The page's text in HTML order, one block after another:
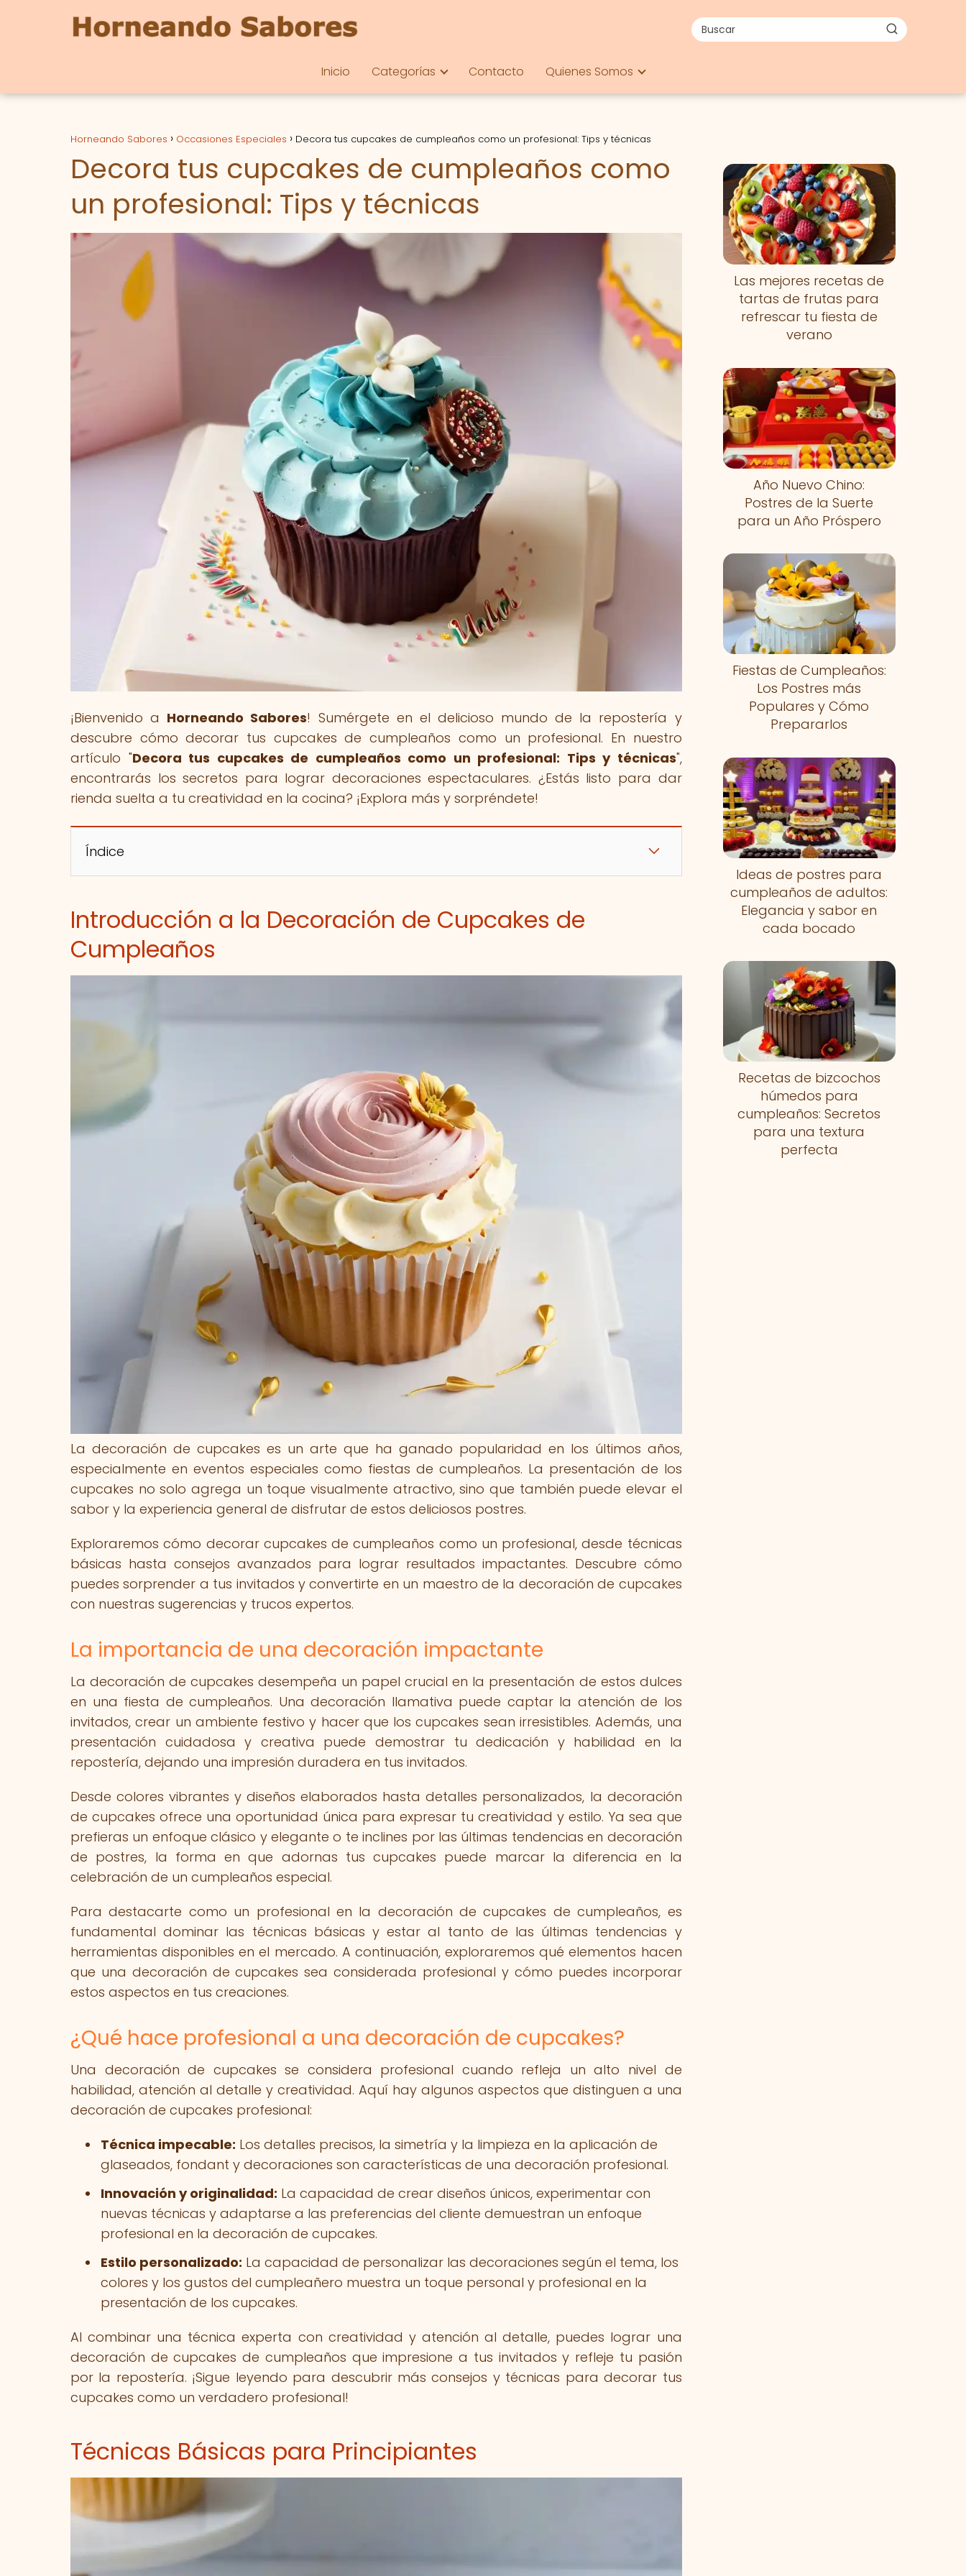
Inicio Categorías Contacto Quienes Somos
Horneando Sabores Occasiones Especiales Decora tus cupcakes de cumpleaños como un profesional: Tips y técnicas
Decora tus cupcakes de cumpleaños como
un profesional: Tips y técnicas
¡Bienvenido a Horneando Sabores! Sumérgete en el delicioso mundo de la repostería y
descubre cómo decorar tus cupcakes de cumpleaños como un profesional. En nuestro
artículo "Decora tus cupcakes de cumpleaños como un profesional: Tips y técnicas",
encontrarás los secretos para lograr decoraciones espectaculares. ¿Estás listo para dar
rienda suelta a tu creatividad en la cocina? ¡Explora más y sorpréndete!
Índice
Introducción a la Decoración de Cupcakes de
Cumpleaños
La decoración de cupcakes es un arte que ha ganado popularidad en los últimos años,
especialmente en eventos especiales como fiestas de cumpleaños. La presentación de los
cupcakes no solo agrega un toque visualmente atractivo, sino que también puede elevar el
sabor y la experiencia general de disfrutar de estos deliciosos postres.
Exploraremos cómo decorar cupcakes de cumpleaños como un profesional, desde técnicas
básicas hasta consejos avanzados para lograr resultados impactantes. Descubre cómo
puedes sorprender a tus invitados y convertirte en un maestro de la decoración de cupcakes
con nuestras sugerencias y trucos expertos.
La importancia de una decoración impactante
La decoración de cupcakes desempeña un papel crucial en la presentación de estos dulces
en una fiesta de cumpleaños. Una decoración llamativa puede captar la atención de los
invitados, crear un ambiente festivo y hacer que los cupcakes sean irresistibles. Además, una
presentación cuidadosa y creativa puede demostrar tu dedicación y habilidad en la
repostería, dejando una impresión duradera en tus invitados.
Desde colores vibrantes y diseños elaborados hasta detalles personalizados, la decoración
de cupcakes ofrece una oportunidad única para expresar tu creatividad y estilo. Ya sea que
prefieras un enfoque clásico y elegante o te inclines por las últimas tendencias en decoración
de postres, la forma en que adornas tus cupcakes puede marcar la diferencia en la
celebración de un cumpleaños especial.
Para destacarte como un profesional en la decoración de cupcakes de cumpleaños, es
fundamental dominar las técnicas básicas y estar al tanto de las últimas tendencias y
herramientas disponibles en el mercado. A continuación, exploraremos qué elementos hacen
que una decoración de cupcakes sea considerada profesional y cómo puedes incorporar
estos aspectos en tus creaciones.
¿Qué hace profesional a una decoración de cupcakes?
Una decoración de cupcakes se considera profesional cuando refleja un alto nivel de
habilidad, atención al detalle y creatividad. Aquí hay algunos aspectos que distinguen a una
decoración de cupcakes profesional:
Técnica impecable: Los detalles precisos, la simetría y la limpieza en la aplicación de
glaseados, fondant y decoraciones son características de una decoración profesional.
Innovación y originalidad: La capacidad de crear diseños únicos, experimentar con
nuevas técnicas y adaptarse a las preferencias del cliente demuestran un enfoque
profesional en la decoración de cupcakes.
Estilo personalizado: La capacidad de personalizar las decoraciones según el tema, los
colores y los gustos del cumpleañero muestra un toque personal y profesional en la
presentación de los cupcakes.
Al combinar una técnica experta con creatividad y atención al detalle, puedes lograr una
decoración de cupcakes de cumpleaños que impresione a tus invitados y refleje tu pasión
por la repostería. ¡Sigue leyendo para descubrir más consejos y técnicas para decorar tus
cupcakes como un verdadero profesional!
Técnicas Básicas para Principiantes
Las mejores recetas de
tartas de frutas para
refrescar tu fiesta de
verano
Año Nuevo Chino:
Postres de la Suerte
para un Año Próspero
Fiestas de Cumpleaños:
Los Postres más
Populares y Cómo
Prepararlos
Ideas de postres para
cumpleaños de adultos:
Elegancia y sabor en
cada bocado
Recetas de bizcochos
húmedos para
cumpleaños: Secretos
para una textura
perfecta